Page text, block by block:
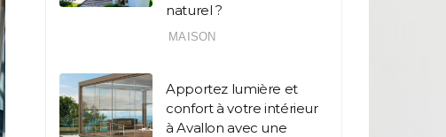
naturel ?
MAISON
Apportez lumière et
confort à votre intérieur
à Avallon avec une